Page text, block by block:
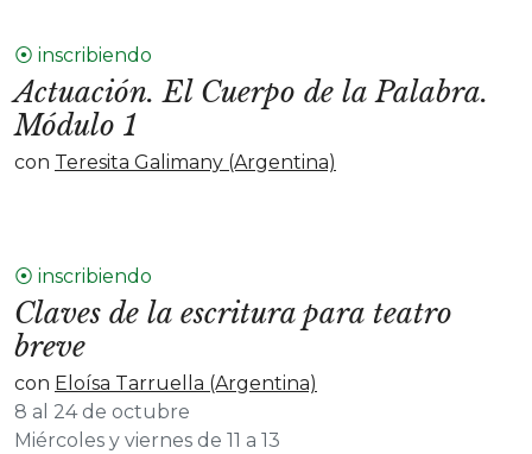
⦿ inscribiendo
Actuación. El Cuerpo de la Palabra.
Módulo 1
con Teresita Galimany (Argentina)
⦿ inscribiendo
Claves de la escritura para teatro
breve
con Eloísa Tarruella (Argentina)
8 al 24 de octubre
Miércoles y viernes de 11 a 13